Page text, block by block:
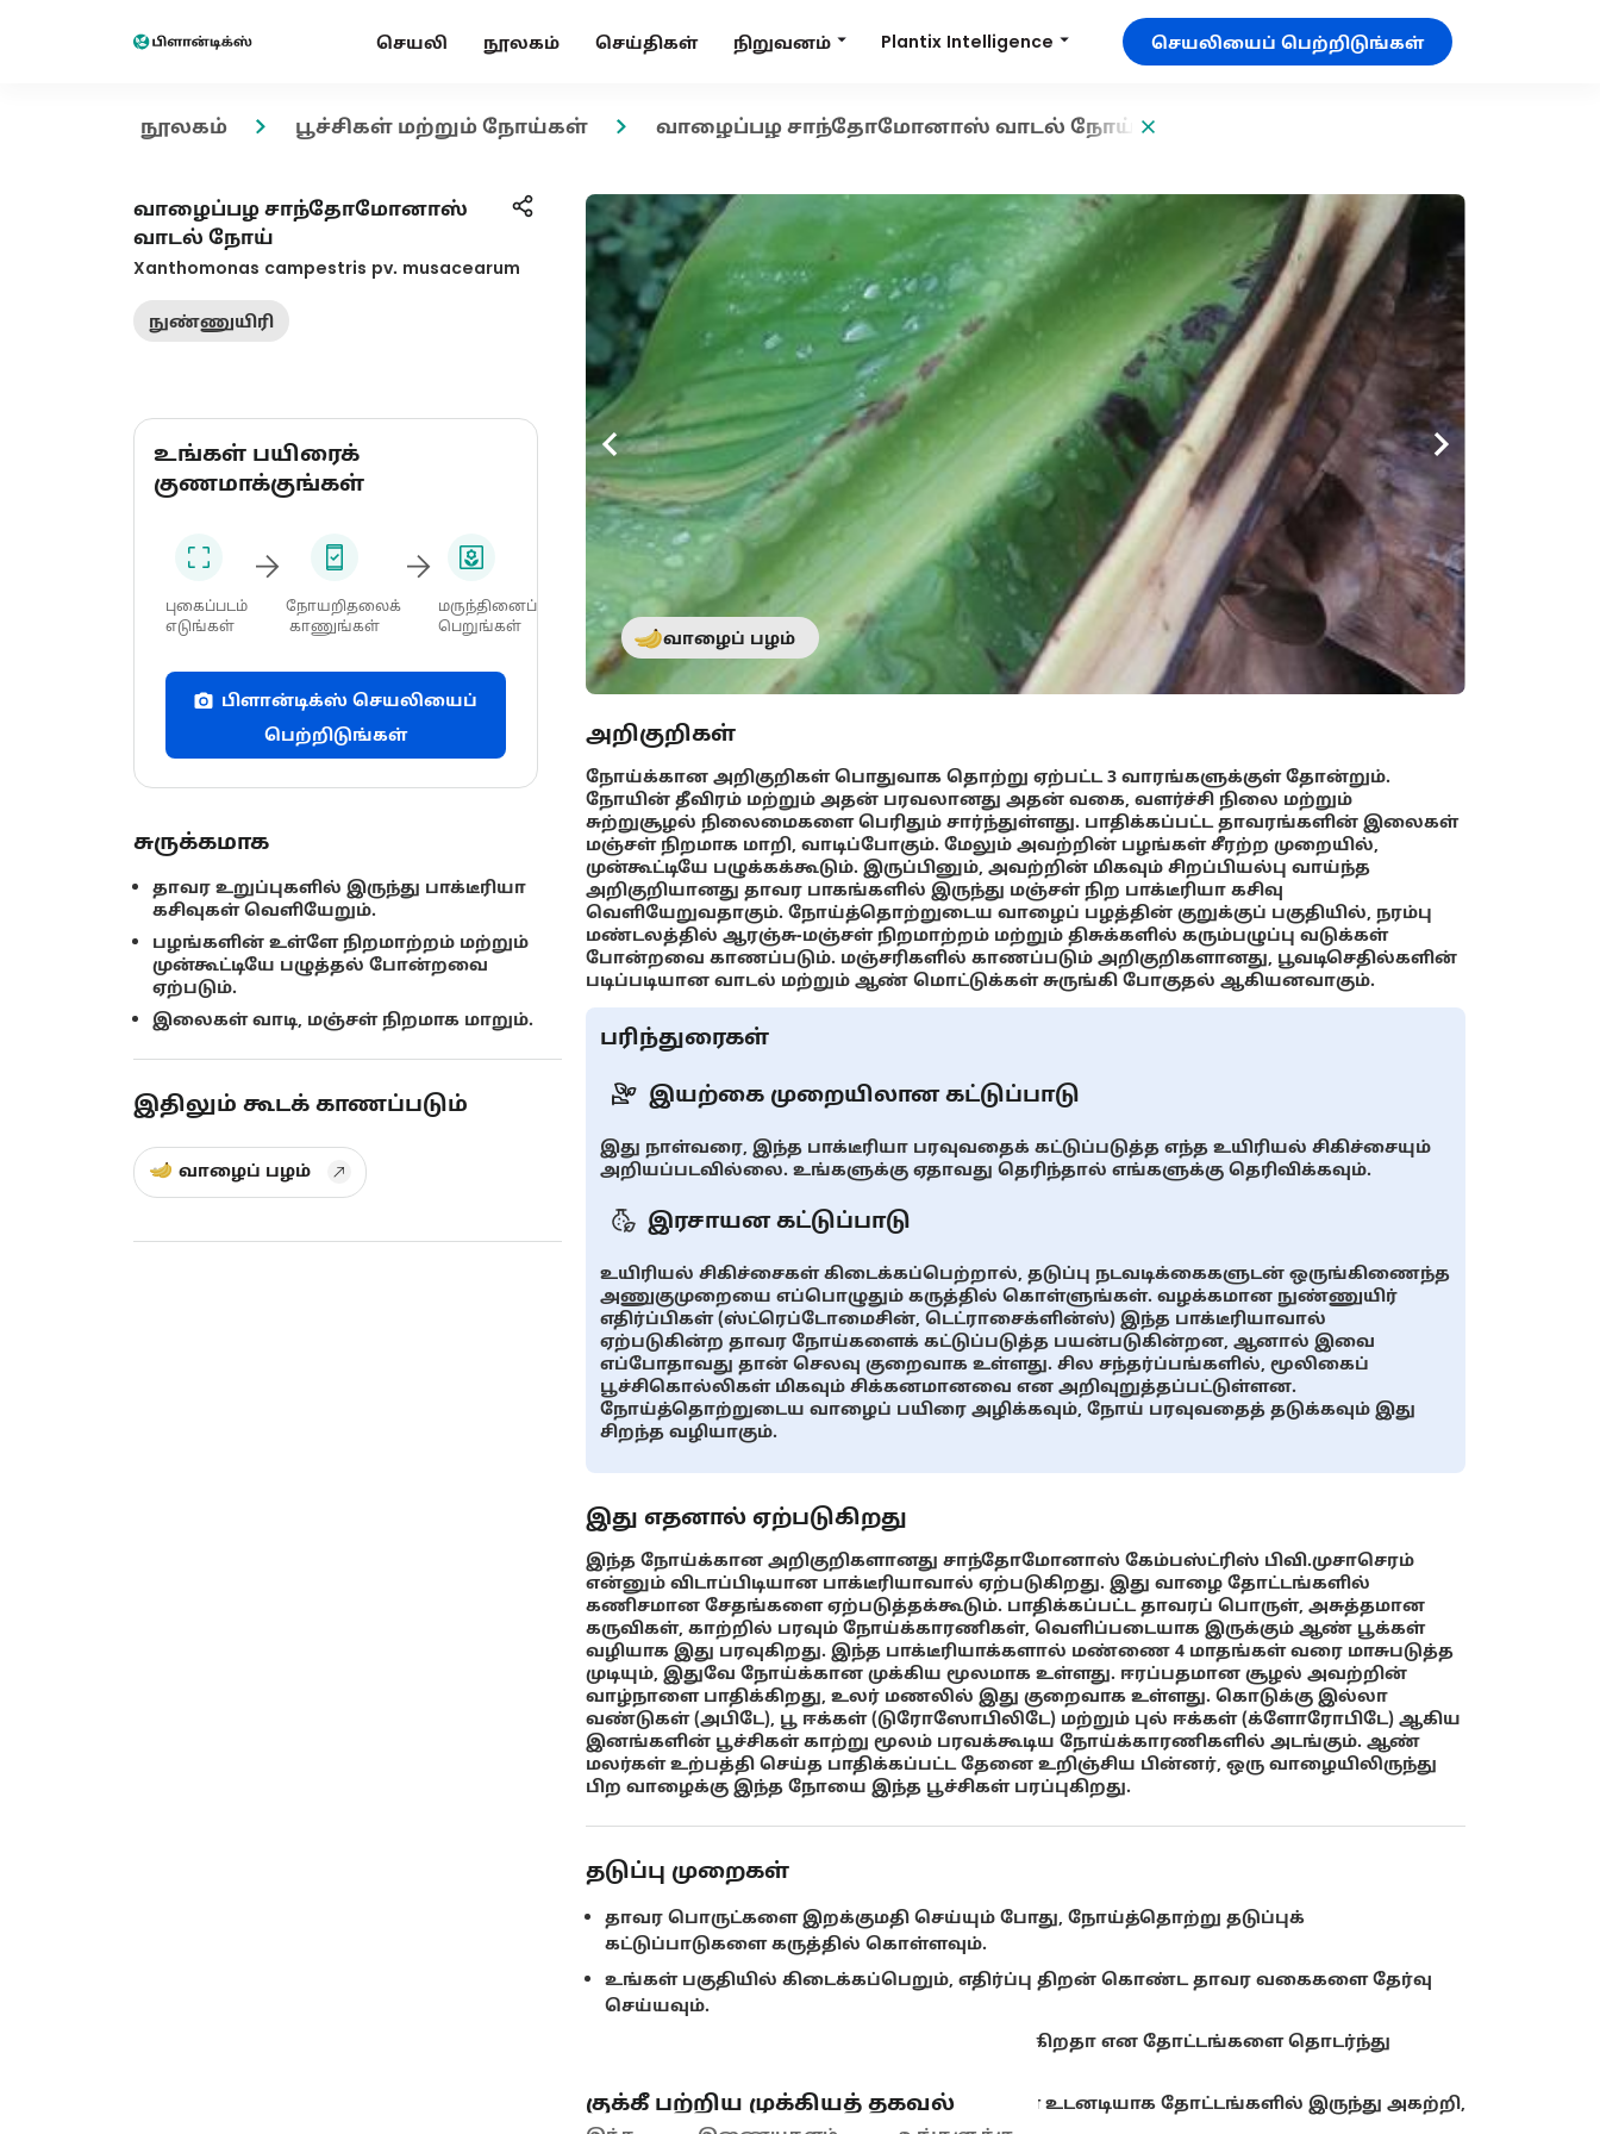
செயலி நூலகம் செய்திகள் நிறுவனம் Plantix Intelligence செயலியைப் பெற்றிடுங்கள்
நூலகம் பூச்சிகள் மற்றும் நோய்கள் வாழைப்பழ சாந்தோமோனாஸ் வாடல் நோய்
வாழைப்பழ சாந்தோமோனாஸ்
வாடல் நோய்
Xanthomonas campestris pv. musacearum
நுண்ணுயிரி
உங்கள் பயிரைக்
குணமாக்குங்கள்
புகைப்படம்
எடுங்கள்
நோயறிதலைக்
காணுங்கள்
மருந்தினைப்
பெறுங்கள்
பிளான்டிக்ஸ் செயலியைப்
பெற்றிடுங்கள்
சுருக்கமாக
தாவர உறுப்புகளில் இருந்து பாக்டீரியா
கசிவுகள் வெளியேறும்.
பழங்களின் உள்ளே நிறமாற்றம் மற்றும்
முன்கூட்டியே பழுத்தல் போன்றவை
ஏற்படும்.
இலைகள் வாடி, மஞ்சள் நிறமாக மாறும்.
இதிலும் கூடக் காணப்படும்
வாழைப் பழம்
வாழைப் பழம்
அறிகுறிகள்
நோய்க்கான அறிகுறிகள் பொதுவாக தொற்று ஏற்பட்ட 3 வாரங்களுக்குள் தோன்றும்.
நோயின் தீவிரம் மற்றும் அதன் பரவலானது அதன் வகை, வளர்ச்சி நிலை மற்றும்
சுற்றுசூழல் நிலைமைகளை பெரிதும் சார்ந்துள்ளது. பாதிக்கப்பட்ட தாவரங்களின் இலைகள்
மஞ்சள் நிறமாக மாறி, வாடிப்போகும். மேலும் அவற்றின் பழங்கள் சீரற்ற முறையில்,
முன்கூட்டியே பழுக்கக்கூடும். இருப்பினும், அவற்றின் மிகவும் சிறப்பியல்பு வாய்ந்த
அறிகுறியானது தாவர பாகங்களில் இருந்து மஞ்சள் நிற பாக்டீரியா கசிவு
வெளியேறுவதாகும். நோய்த்தொற்றுடைய வாழைப் பழத்தின் குறுக்குப் பகுதியில், நரம்பு
மண்டலத்தில் ஆரஞ்சு-மஞ்சள் நிறமாற்றம் மற்றும் திசுக்களில் கரும்பழுப்பு வடுக்கள்
போன்றவை காணப்படும். மஞ்சரிகளில் காணப்படும் அறிகுறிகளானது, பூவடிசெதில்களின்
படிப்படியான வாடல் மற்றும் ஆண் மொட்டுக்கள் சுருங்கி போகுதல் ஆகியனவாகும்.
பரிந்துரைகள்
இயற்கை முறையிலான கட்டுப்பாடு
இது நாள்வரை, இந்த பாக்டீரியா பரவுவதைக் கட்டுப்படுத்த எந்த உயிரியல் சிகிச்சையும்
அறியப்படவில்லை. உங்களுக்கு ஏதாவது தெரிந்தால் எங்களுக்கு தெரிவிக்கவும்.
இரசாயன கட்டுப்பாடு
உயிரியல் சிகிச்சைகள் கிடைக்கப்பெற்றால், தடுப்பு நடவடிக்கைகளுடன் ஒருங்கிணைந்த
அணுகுமுறையை எப்பொழுதும் கருத்தில் கொள்ளுங்கள். வழக்கமான நுண்ணுயிர்
எதிர்ப்பிகள் (ஸ்ட்ரெப்டோமைசின், டெட்ராசைக்ளின்ஸ்) இந்த பாக்டீரியாவால்
ஏற்படுகின்ற தாவர நோய்களைக் கட்டுப்படுத்த பயன்படுகின்றன, ஆனால் இவை
எப்போதாவது தான் செலவு குறைவாக உள்ளது. சில சந்தர்ப்பங்களில், மூலிகைப்
பூச்சிகொல்லிகள் மிகவும் சிக்கனமானவை என அறிவுறுத்தப்பட்டுள்ளன.
நோய்த்தொற்றுடைய வாழைப் பயிரை அழிக்கவும், நோய் பரவுவதைத் தடுக்கவும் இது
சிறந்த வழியாகும்.
இது எதனால் ஏற்படுகிறது
இந்த நோய்க்கான அறிகுறிகளானது சாந்தோமோனாஸ் கேம்பஸ்ட்ரிஸ் பிவி.முசாசெரம்
என்னும் விடாப்பிடியான பாக்டீரியாவால் ஏற்படுகிறது. இது வாழை தோட்டங்களில்
கணிசமான சேதங்களை ஏற்படுத்தக்கூடும். பாதிக்கப்பட்ட தாவரப் பொருள், அசுத்தமான
கருவிகள், காற்றில் பரவும் நோய்க்காரணிகள், வெளிப்படையாக இருக்கும் ஆண் பூக்கள்
வழியாக இது பரவுகிறது. இந்த பாக்டீரியாக்களால் மண்ணை 4 மாதங்கள் வரை மாசுபடுத்த
முடியும், இதுவே நோய்க்கான முக்கிய மூலமாக உள்ளது. ஈரப்பதமான சூழல் அவற்றின்
வாழ்நாளை பாதிக்கிறது, உலர் மணலில் இது குறைவாக உள்ளது. கொடுக்கு இல்லா
வண்டுகள் (அபிடே), பூ ஈக்கள் (டுரோஸோபிலிடே) மற்றும் புல் ஈக்கள் (க்ளோரோபிடே) ஆகிய
இனங்களின் பூச்சிகள் காற்று மூலம் பரவக்கூடிய நோய்க்காரணிகளில் அடங்கும். ஆண்
மலர்கள் உற்பத்தி செய்த பாதிக்கப்பட்ட தேனை உறிஞ்சிய பின்னர், ஒரு வாழையிலிருந்து
பிற வாழைக்கு இந்த நோயை இந்த பூச்சிகள் பரப்புகிறது.
தடுப்பு முறைகள்
தாவர பொருட்களை இறக்குமதி செய்யும் போது, நோய்த்தொற்று தடுப்புக்
கட்டுப்பாடுகளை கருத்தில் கொள்ளவும்.
உங்கள் பகுதியில் கிடைக்கப்பெறும், எதிர்ப்பு திறன் கொண்ட தாவர வகைகளை தேர்வு
செய்யவும்.
நோய்க்கான அறிகுறிகள் ஏதேனும் தென்படுகிறதா என தோட்டங்களை தொடர்ந்து
பாதிக்கப்பட்ட தாவரங்கள் மற்றும் கழிவுகளை உடனடியாக தோட்டங்களில் இருந்து அகற்றி,
அழித்துவிடவும்.
குக்கீ பற்றிய முக்கியத் தகவல்